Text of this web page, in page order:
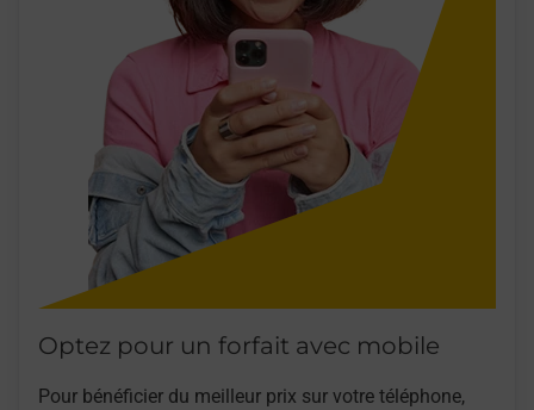
Optez pour un forfait avec mobile
Pour bénéficier du meilleur prix sur votre téléphone,